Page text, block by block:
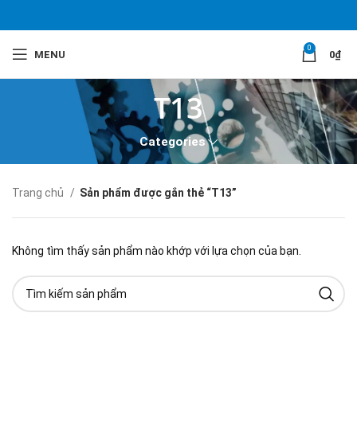
MENU
0
0₫
T13
Categories
Trang chủ Sản phẩm được gắn thẻ “T13”
Không tìm thấy sản phẩm nào khớp với lựa chọn của bạn.